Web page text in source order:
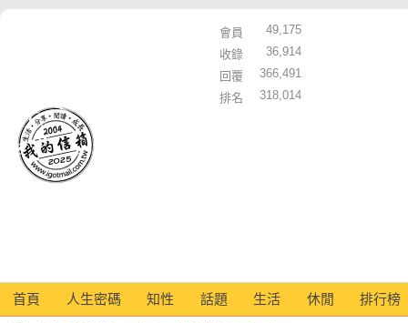
會員
49,175
收錄
36,914
回覆
366,491
排名
318,014
首頁 人生密碼 知性 話題 生活 休閒 排行榜